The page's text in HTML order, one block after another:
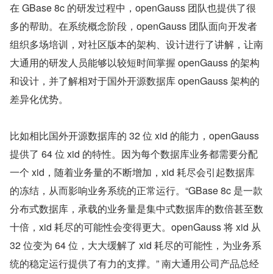
在 GBase 8c 的研发过程中，openGauss 团队也提供了很
多的帮助。在系统概念阶段，openGauss 团队面向开发者
组织多场培训，对社区版本的架构、设计进行了讲解，让南
大通用的研发人员能够以较短时间掌握 openGauss 的架构
和设计，并了解相对于国外开源数据库 openGauss 架构的
差异化优势。
比如相比国外开源数据库的 32 位 xid 的能力，openGauss
提供了 64 位 xid 的特性。因为每个数据库业务都需要分配
一个 xid，随着业务量的不断增加，xid 耗尽会引起数据库
的冻结，从而影响业务系统的正常运行。“GBase 8c 是一款
分布式数据库，承载的业务量是集中式数据库的数倍甚至数
十倍，xid 耗尽的可能性会变得更大。openGauss 将 xid 从
32 位变为 64 位，大大缓解了 xid 耗尽的可能性，为业务系
统的稳定运行提供了有力的支撑。” 南大通用公司产品总经